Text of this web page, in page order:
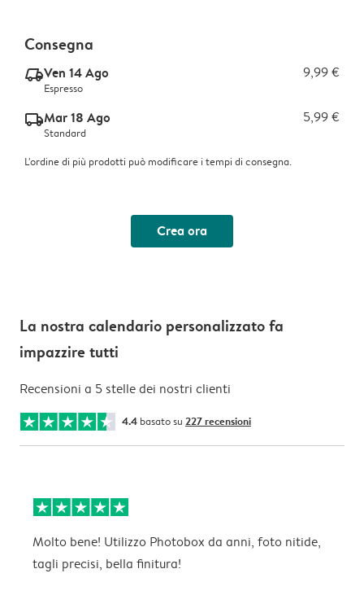
Consegna
delivery_express_v2Ven 14 Ago 9,99 €
Espresso
delivery_standard_v2Mar 18 Ago 5,99 €
Standard
L'ordine di più prodotti può modificare i tempi di consegna.
Crea ora
La nostra calendario personalizzato fa
impazzire tutti
Recensioni a 5 stelle dei nostri clienti
4.4 basato su 227 recensioni
Molto bene! Utilizzo Photobox da anni, foto nitide,
tagli precisi, bella finitura!